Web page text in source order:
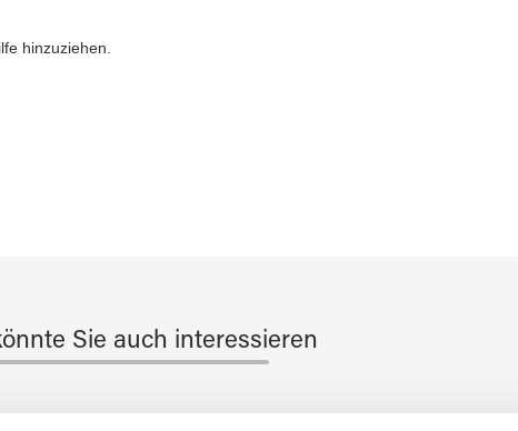
hinzuziehen.
Sie auch interessieren